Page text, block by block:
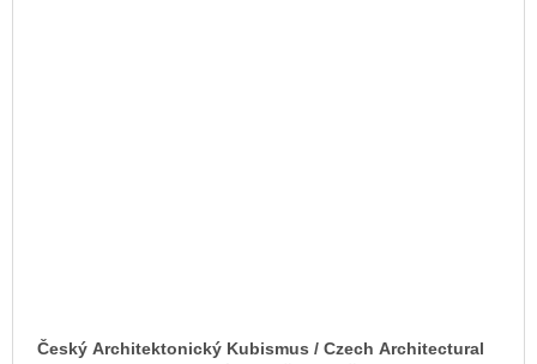
Český Architektonický Kubismus / Czech Architectural